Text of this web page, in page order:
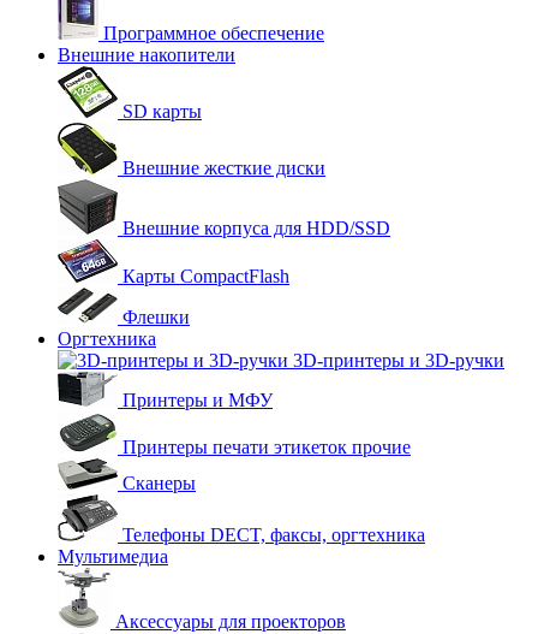
Программное обеспечение
Внешние накопители
SD карты
Внешние жесткие диски
Внешние корпуса для HDD/SSD
Карты CompactFlash
Флешки
Оргтехника
3D-принтеры и 3D-ручки
Принтеры и МФУ
Принтеры печати этикеток прочие
Сканеры
Телефоны DECT, факсы, оргтехника
Мультимедиа
Аксессуары для проекторов